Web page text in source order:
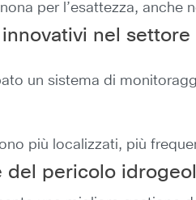
per l’esattezza,
nel settore
un sistema di
più localizzati, più
del pericolo